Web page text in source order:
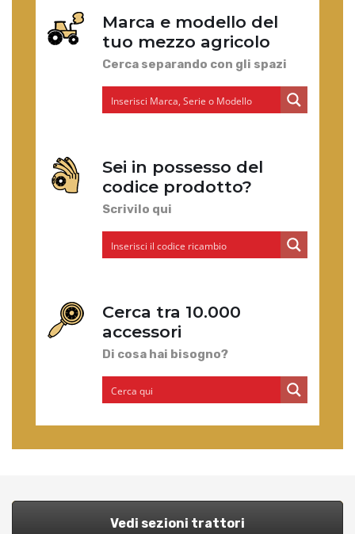
Marca e modello del
tuo mezzo agricolo
Cerca separando con gli spazi
Sei in possesso del
codice prodotto?
Scrivilo qui
Cerca tra 10.000
accessori
Di cosa hai bisogno?
Vedi sezioni trattori